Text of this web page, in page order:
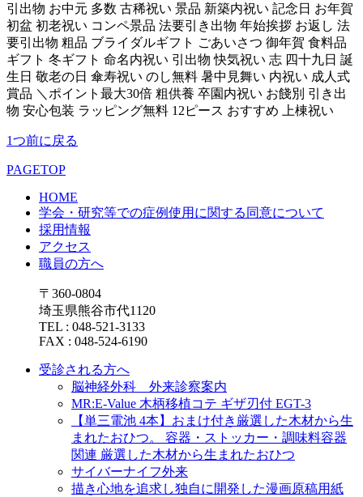
引出物 お中元 多数 古稀祝い 景品 新築内祝い 記念日 お年賀
初盆 初老祝い コンペ景品 法要引き出物 年始挨拶 お返し 法
要引出物 粗品 ブライダルギフト ごあいさつ 御年賀 食料品
ギフト 冬ギフト 命名内祝い 引出物 快気祝い 志 四十九日 誕
生日 敬老の日 傘寿祝い のし無料 暑中見舞い 内祝い 成人式
賞品 ＼ポイント最大30倍 粗供養 卒園内祝い お餞別 引き出
物 安心包装 ラッピング無料 12ピース おすすめ 上棟祝い
1つ前に戻る
PAGETOP
HOME
学会・研究等での症例使用に関する同意について
採用情報
アクセス
職員の方へ
〒360-0804
埼玉県熊谷市代1120
TEL : 048-521-3133
FAX : 048-524-6190
受診される方へ
脳神経外科 外来診察案内
MR:E-Value 木柄移植コテ ギザ刃付 EGT-3
【単三電池 4本】おまけ付き厳選した木材から生
まれたおひつ。 容器・ストッカー・調味料容器
関連 厳選した木材から生まれたおひつ
サイバーナイフ外来
描き心地を追求し独自に開発した漫画原稿用紙